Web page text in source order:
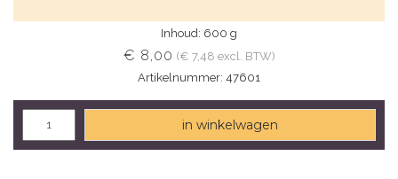
Inhoud: 600 g
€ 8,00 (€ 7,48 excl. BTW)
Artikelnummer: 47601
in winkelwagen